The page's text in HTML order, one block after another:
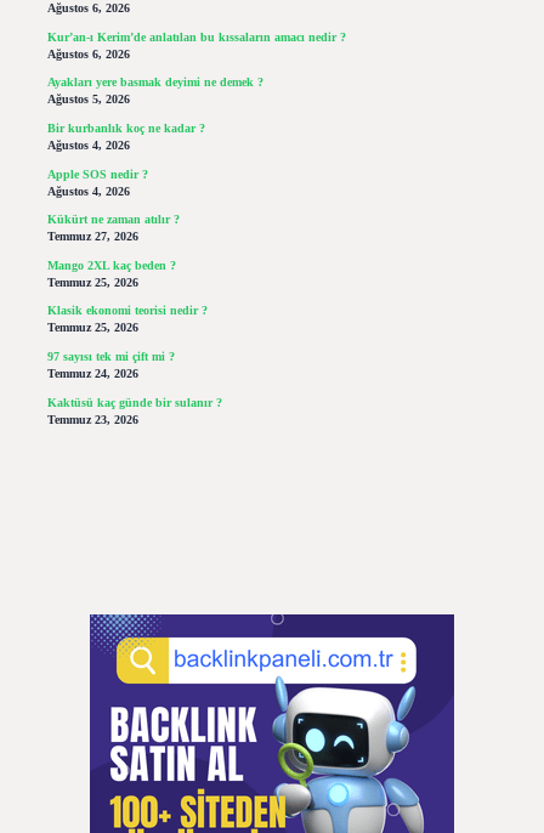
Ağustos 6, 2026
Kur’an-ı Kerim’de anlatılan bu kıssaların amacı nedir ?
Ağustos 6, 2026
Ayakları yere basmak deyimi ne demek ?
Ağustos 5, 2026
Bir kurbanlık koç ne kadar ?
Ağustos 4, 2026
Apple SOS nedir ?
Ağustos 4, 2026
Kükürt ne zaman atılır ?
Temmuz 27, 2026
Mango 2XL kaç beden ?
Temmuz 25, 2026
Klasik ekonomi teorisi nedir ?
Temmuz 25, 2026
97 sayısı tek mi çift mi ?
Temmuz 24, 2026
Kaktüsü kaç günde bir sulanır ?
Temmuz 23, 2026